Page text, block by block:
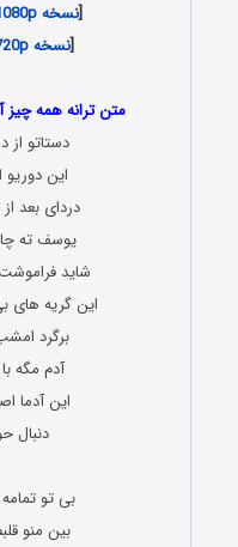
[نسخه 1080p با حجم 121 مگابایت
[نسخه 720p با حجم 62 مگابایت
متن ترانه همه
دستاتو از
این
دردای بعد
یوسف ته
شاید
این گریه
برگرد
آدم مگه
این آدما
دنبال
بی تو
بین منو